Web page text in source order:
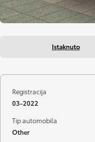
Istaknuto
Registracija
03-2022
Tip automobila
Other